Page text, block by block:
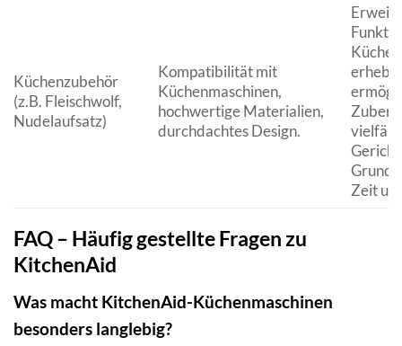
Küchenzubehör
(z.B. Fleischwolf,
Nudelaufsatz)
Kompatibilität mit
Küchenmaschinen,
hochwertige Materialien,
durchdachtes Design.
Grund
Zeit
FAQ – Häufig gestellte Fragen zu
KitchenAid
Was macht KitchenAid-Küchenmaschinen
besonders langlebig?